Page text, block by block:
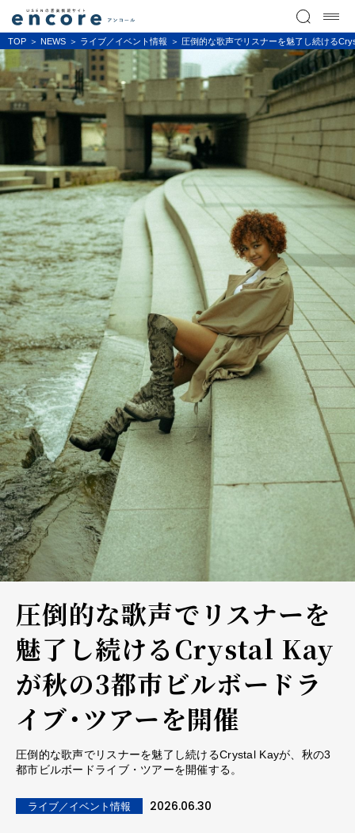
TOP NEWS ライブ／イベント情報 圧倒的な歌声でリスナーを魅了し続ける
圧倒的な歌声でリスナーを
魅了し続けるCrystal Kay
が秋の3都市ビルボードラ
イブ・ツアーを開催
圧倒的な歌声でリスナーを魅了し続けるCrystal Kayが、秋の3
都市ビルボードライブ・ツアーを開催する。
ライブ／イベント情報 2026.06.30